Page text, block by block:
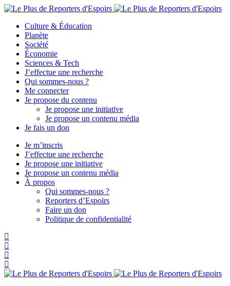
Culture & Éducation
Planète
Société
Économie
Sciences & Tech
J’effectue une recherche
Qui sommes-nous ?
Me connecter
Je propose du contenu
Je propose une initiative
Je propose un contenu média
Je fais un don
Je m’inscris
J’effectue une recherche
Je propose une initiative
Je propose un contenu média
À propos
Qui sommes-nous ?
Reporters d’Espoirs
Faire un don
Politique de confidentialité